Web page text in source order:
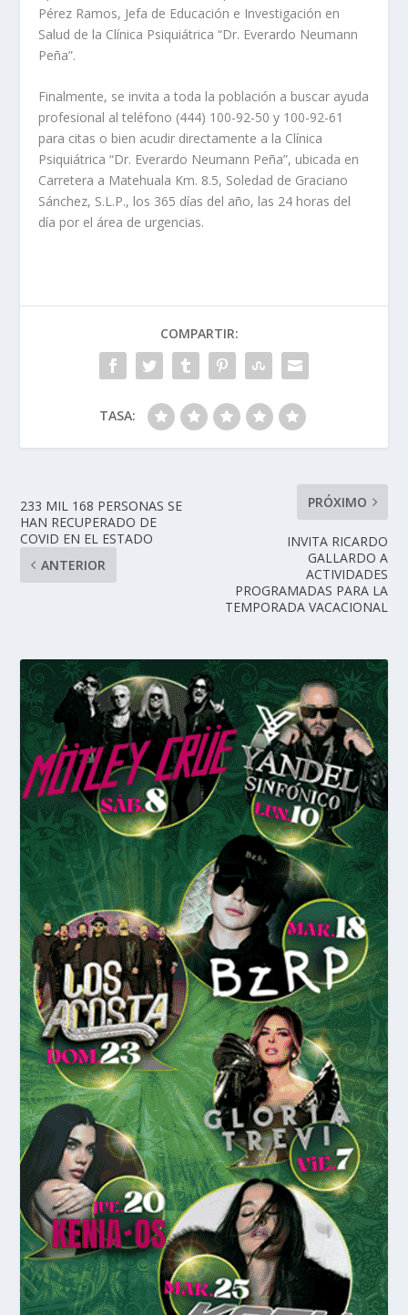
Pérez Ramos, Jefa de Educación e Investigación en
Salud de la Clínica Psiquiátrica “Dr. Everardo Neumann
Peña”.
Finalmente, se invita a toda la población a buscar ayuda
profesional al teléfono (444) 100-92-50 y 100-92-61
para citas o bien acudir directamente a la Clínica
Psiquiátrica “Dr. Everardo Neumann Peña”, ubicada en
Carretera a Matehuala Km. 8.5, Soledad de Graciano
Sánchez, S.L.P., los 365 días del año, las 24 horas del
día por el área de urgencias.
COMPARTIR:
TASA:
233 MIL 168 PERSONAS SE
HAN RECUPERADO DE
COVID EN EL ESTADO
ANTERIOR
PRÓXIMO
INVITA RICARDO
GALLARDO A
ACTIVIDADES
PROGRAMADAS PARA LA
TEMPORADA VACACIONAL